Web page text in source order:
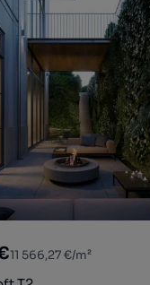
11 566,27 €/m²